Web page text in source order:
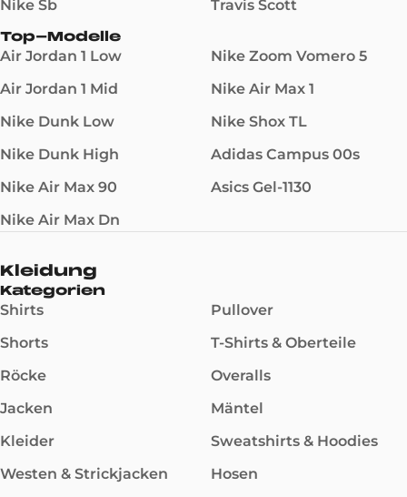
Nike Sb
Travis Scott
Top-Modelle
Air Jordan 1 Low
Air Jordan 1 Mid
Nike Dunk Low
Nike Dunk High
Nike Air Max 90
Nike Air Max Dn
Nike Zoom Vomero 5
Nike Air Max 1
Nike Shox TL
Adidas Campus 00s
Asics Gel-1130
Kleidung
Kategorien
Shirts
Shorts
Röcke
Jacken
Kleider
Westen & Strickjacken
Pullover
T-Shirts & Oberteile
Overalls
Mäntel
Sweatshirts & Hoodies
Hosen